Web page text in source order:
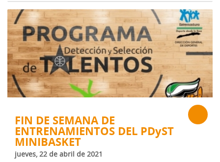
FIN DE SEMANA DE
ENTRENAMIENTOS DEL PDyST
MINIBASKET
jueves, 22 de abril de 2021